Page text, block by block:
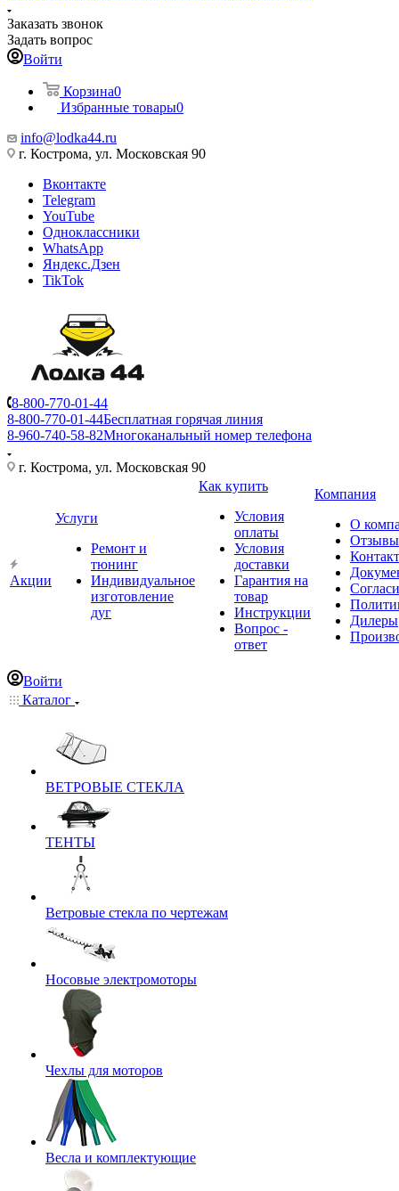
Заказать звонок
Задать вопрос
Войти
Корзина0
Избранные товары0
info@lodka44.ru
г. Кострома, ул. Московская 90
Вконтакте
Telegram
YouTube
Одноклассники
WhatsApp
Яндекс.Дзен
TikTok
8-800-770-01-44
8-800-770-01-44Бесплатная горячая линия
8-960-740-58-82Многоканальный номер телефона
г. Кострома, ул. Московская 90
Акции
Услуги
Ремонт и
тюнинг
Индивидуальное
изготовление
дуг
Как купить
Условия
оплаты
Условия
доставки
Гарантия на
товар
Инструкции
Вопрос -
ответ
Компания
О
Отзывы
Дилеры
Войти
Каталог
ВЕТРОВЫЕ СТЕКЛА
ТЕНТЫ
Ветровые стекла по чертежам
Носовые электромоторы
Чехлы для моторов
Весла и комплектующие